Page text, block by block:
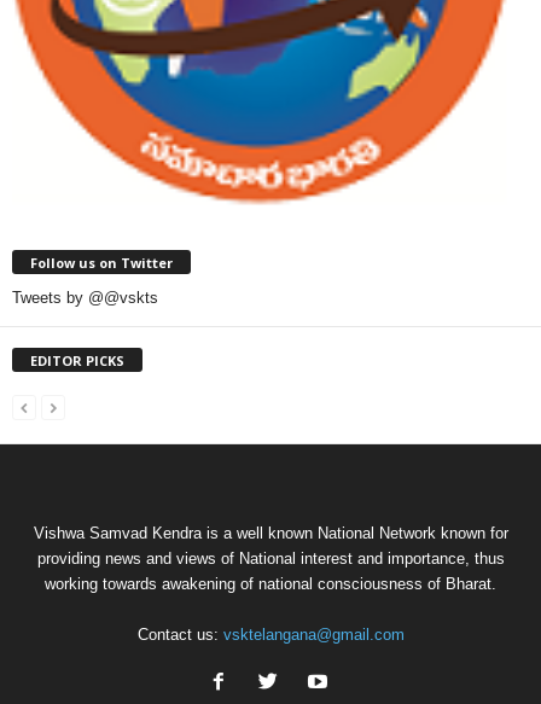
Follow us on Twitter
Tweets by @@vskts
EDITOR PICKS
Vishwa Samvad Kendra is a well known National Network known for
providing news and views of National interest and importance, thus
working towards awakening of national consciousness of Bharat.
Contact us: vsktelangana@gmail.com